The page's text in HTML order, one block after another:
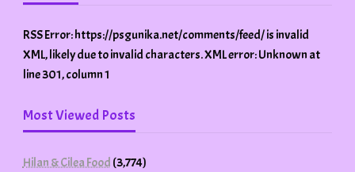
RSS Error: https://psgunika.net/comments/feed/ is invalid
XML, likely due to invalid characters. XML error: Unknown at
line 301, column 1
Most Viewed Posts
Hilan & Cilea Food (3,774)